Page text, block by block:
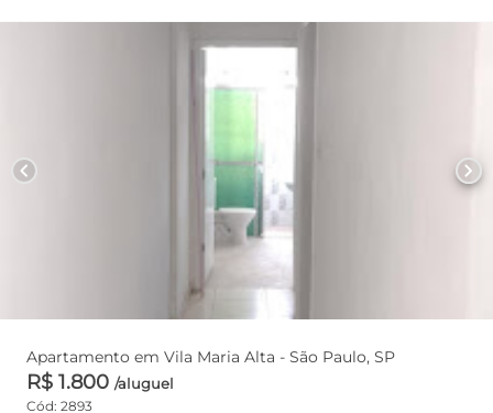
chevron_left chevron_right
Apartamento em Vila Maria Alta - São Paulo, SP
R$ 1.800 /aluguel
Cód: 2893